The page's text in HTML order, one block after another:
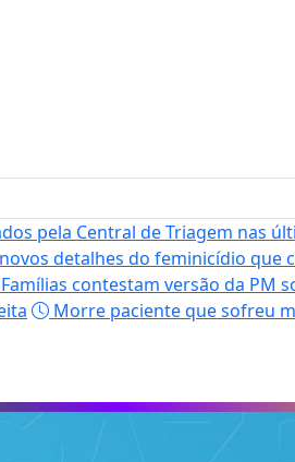
pela Central de Triagem nas
detalhes do feminicídio que
Famílias contestam versão da PM
Morre paciente que sofreu